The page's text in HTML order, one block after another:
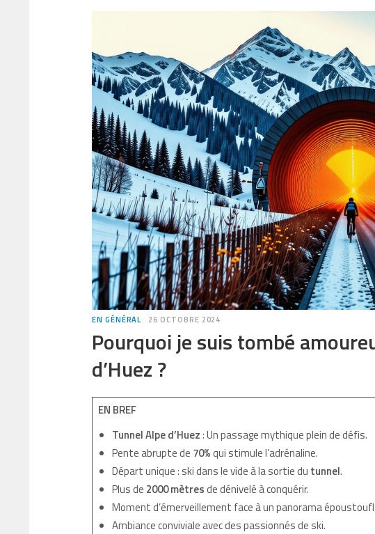
EN GÉNÉRAL 26 OCTOBRE 2024
Pourquoi je suis tombé
d’Huez ?
EN BREF
Tunnel Alpe d’Huez: Un passage mythique plein de défis.
Pente abrupte de 70%qui stimule l’adrénaline.
Départ unique : ski dans le vide à la sortie du tunnel.
Plus de 2000 mètresde dénivelé à conquérir.
Moment d’émerveillement face à un panorama
Ambiance conviviale avec des passionnés de ski.